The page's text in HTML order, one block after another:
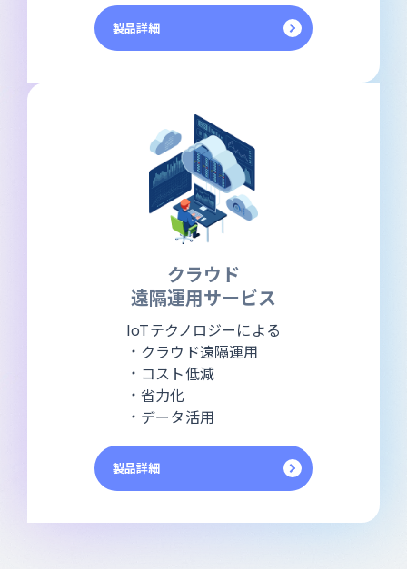
製品詳細
クラウド
遠隔運用サービス
IoTテクノロジーによる
クラウド遠隔運用
コスト低減
省力化
データ活用
製品詳細